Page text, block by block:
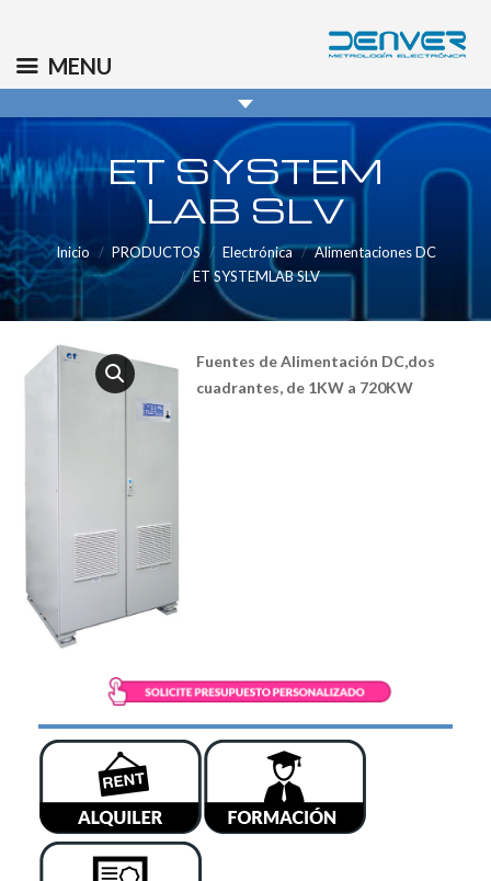
info@denver.es
ET SYSTEM
LAB SLV
Inicio PRODUCTOS Electrónica
Alimentaciones DC
ET SYSTEMLAB SLV
Fuentes de Alimentación DC,dos
cuadrantes, de 1KW a 720KW
MENU